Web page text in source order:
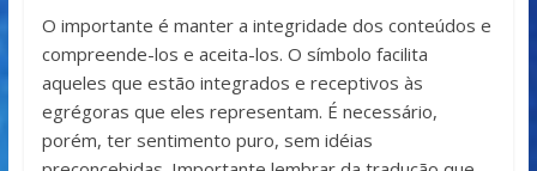
O importante é manter a integridade dos conteúdos e
compreende-los e aceita-los. O símbolo facilita
aqueles que estão integrados e receptivos às
egrégoras que eles representam. É necessário,
porém, ter sentimento puro, sem idéias